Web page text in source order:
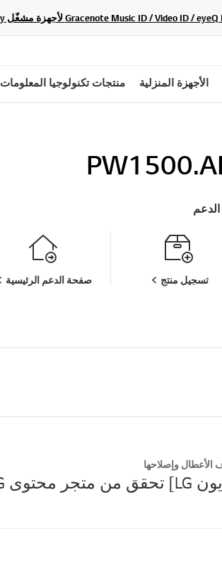
الأجهزة المنزلية منتجات تكنولوجيا المعلومات
تسجيل منتج صفحة الدعم الرئيسية
وإصلاحها